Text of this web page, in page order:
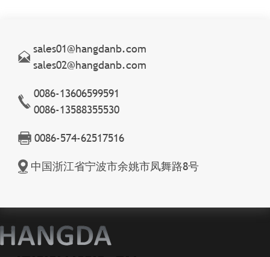
sales01@hangdanb.com
sales02@hangdanb.com
0086-13606599591
0086-13588355530
0086-574-62517516
中国浙江省宁波市余姚市凤舞路8号